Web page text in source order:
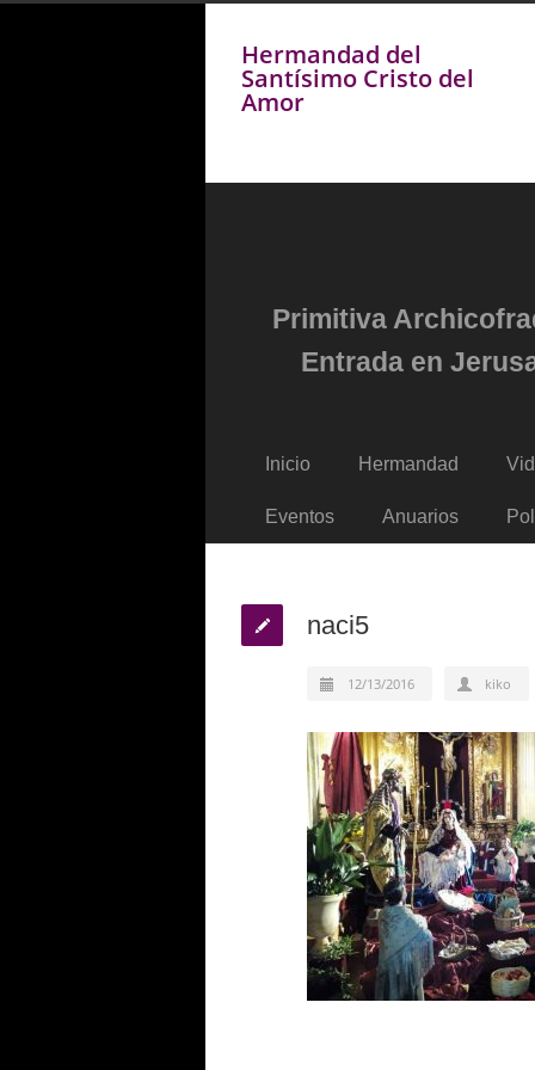
Hermandad del
Santísimo Cristo del
Amor
Primitiva
Entrada en
Inicio Hermandad
Eventos Anuarios
naci5
12/13/2016 kiko